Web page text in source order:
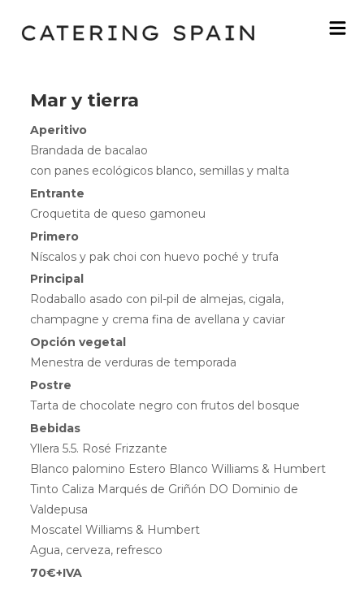
Mar y tierra
Aperitivo
Brandada de bacalao
con panes ecológicos blanco, semillas y malta
Entrante
Croquetita de queso gamoneu
Primero
Níscalos y pak choi con huevo poché y trufa
Principal
Rodaballo asado con pil-pil de almejas, cigala,
champagne y crema fina de avellana y caviar
Opción vegetal
Menestra de verduras de temporada
Postre
Tarta de chocolate negro con frutos del bosque
Bebidas
Yllera 5.5. Rosé Frizzante
Blanco palomino Estero Blanco Williams & Humbert
Tinto Caliza Marqués de Griñón DO Dominio de
Valdepusa
Moscatel Williams & Humbert
Agua, cerveza, refresco
70€+IVA